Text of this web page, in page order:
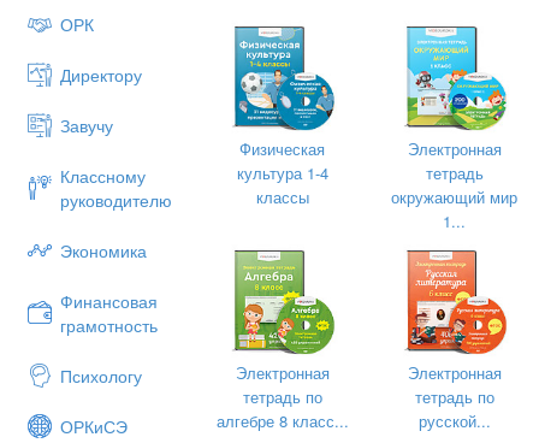
ОРК
Директору
Завучу
Классному
руководителю
Экономика
Финансовая
грамотность
Психологу
ОРКиСЭ
системно-
Физическая
культура 1-4
классы
Электронная
тетрадь
окружающий мир
1...
Электронная
тетрадь по
алгебре 8 класс...
Электронная
тетрадь по
русской...